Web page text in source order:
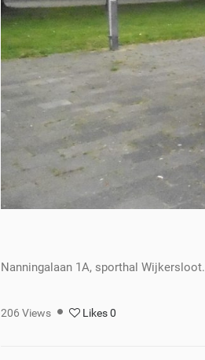
Nanningalaan 1A, sporthal Wijkersloot.
206 Views Likes0